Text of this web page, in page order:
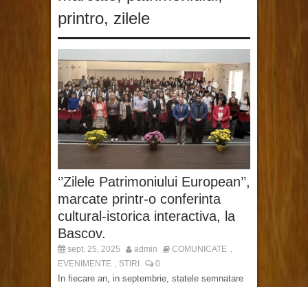
printro, zilele
‘’Zilele Patrimoniului European’’,
marcate printr-o conferinta
cultural-istorica interactiva, la
Bascov.
sept. 25, 2025 admin COMUNICATE
EVENIMENTE STIRI 0
In fiecare an, in septembrie, statele semnatare